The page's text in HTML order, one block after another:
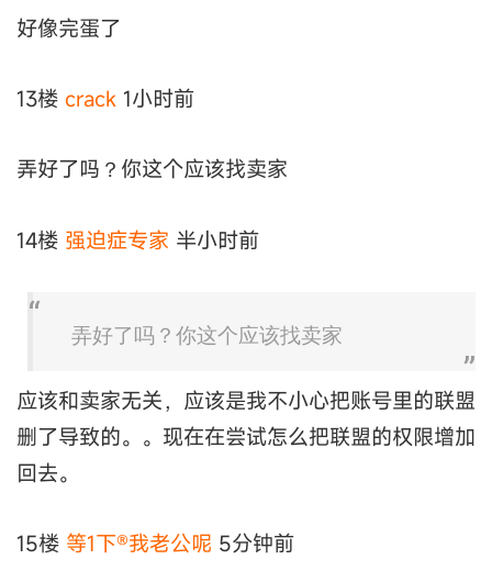
好像完蛋了
13楼 crack 1小时前
弄好了吗？你这个应该找卖家
14楼 强迫症专家 半小时前
弄好了吗？你这个应该找卖家
应该和卖家无关，应该是我不小心把账号里的联盟
删了导致的。。现在在尝试怎么把联盟的权限增加
回去。
15楼 等1下®我老公呢 5分钟前